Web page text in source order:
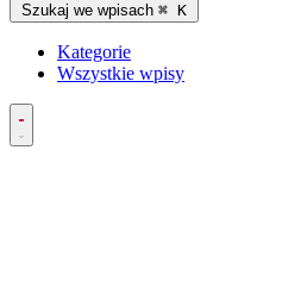
Szukaj we wpisach ⌘ K
Kategorie
Wszystkie wpisy